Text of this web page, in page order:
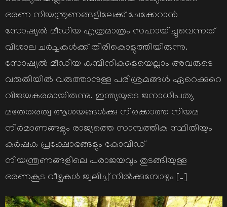
ഭരണ നിയന്ത്രണങ്ങളിലേക്ക് ചേക്കേറാന്‍
സോഷ്യല്‍ മീഡിയ എത്രമാത്രം സഹായിച്ചുവെന്നത്
വിശാല ചര്‍ച്ചകള്‍ക്ക് തിരികൊളുത്തിയിരുന്നു.
സോഷ്യല്‍ മീഡിയ കമ്പിനികളെയെല്ലാം അവരുടെ
വരുതിയില്‍ വരുത്താനുള്ള പരിശ്രമങ്ങള്‍ ഏറെക്കുറെ
വിജയകരമായിരുന്നു. ഇന്ത്യയുടെ ജനാധിപത്യ
മതേതരത്വ ആശയങ്ങള്‍ക്കു നിരക്കാത്ത നിയമ
നിര്‍മാണങ്ങളും രാജ്യത്തെ സാമ്പത്തിക സ്ഥിതിയും
കര്‍ഷക പ്രക്ഷോഭങ്ങളും കോവിഡ്
നിയന്ത്രണങ്ങളിലെ പരാജയവും തുടങ്ങിയുള്ള
ഭരണകൂട വീഴ്ചകള്‍ ജ്വലിച്ച് നില്‍ക്കുമ്പോഴും […]